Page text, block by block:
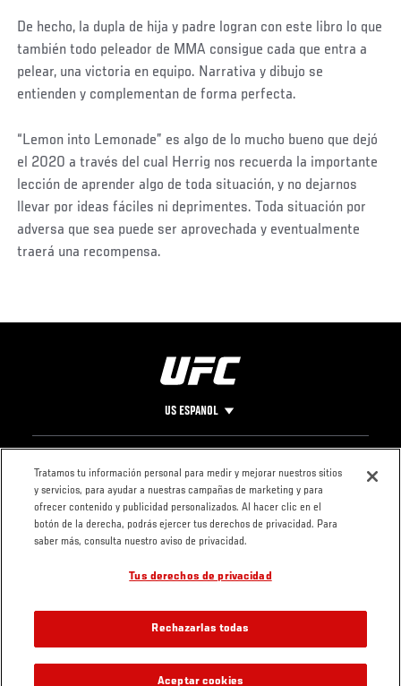
De hecho, la dupla de hija y padre logran con este libro lo que
también todo peleador de MMA consigue cada que entra a
pelear, una victoria en equipo. Narrativa y dibujo se
entienden y complementan de forma perfecta.
“Lemon into Lemonade” es algo de lo mucho bueno que dejó
el 2020 a través del cual Herrig nos recuerda la importante
lección de aprender algo de toda situación, y no dejarnos
llevar por ideas fáciles ni deprimentes. Toda situación por
adversa que sea puede ser aprovechada y eventualmente
traerá una recompensa.
US ESPANOL
Pie
de
Página
CONTACTO
LEGAL
Condiciones
Política de
privacidad
Tratamos tu información personal para medir y mejorar nuestros sitios
y servicios, para ayudar a nuestras campañas de marketing y para
ofrecer contenido y publicidad personalizados. Al hacer clic en el
botón de la derecha, podrás ejercer tus derechos de privacidad. Para
saber más, consulta nuestro aviso de privacidad.
Tus derechos de privacidad
Rechazarlas todas
Aceptar cookies